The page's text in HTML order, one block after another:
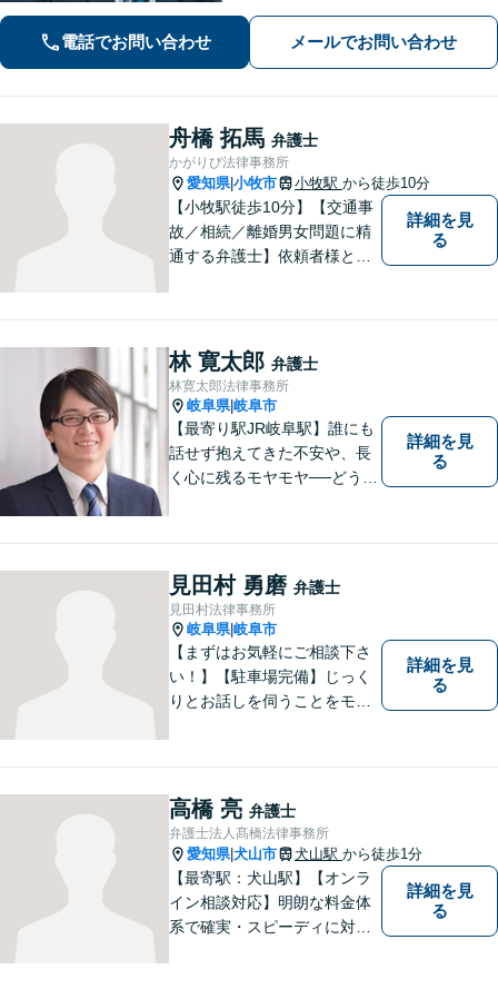
向けて尽力【労働問題】証拠集め・準
備から親身にサポート【他士業と連
電話でお問い合わせ メールでお問い合わせ
舟橋 拓馬 弁護士
かがりび法律事務所
愛知県|小牧市 小牧駅 から徒歩10分
【小牧駅徒歩10分】【交通事
故／相続／離婚男女問題に精
通する弁護士】依頼者様との
分かりやすい説明を心がけま
す。お気軽にご相談くださ
い！
詳細を見
る
林 寛太郎 弁護士
林寛太郎法律事務所
岐阜県|岐阜市
【最寄り駅JR岐阜駅】誰にも
話せず抱えてきた不安や、長
く心に残るモヤモヤ──どうぞ
いながら、これからの一歩を
一緒に見つけていきます。
【丁寧なヒアリング】【地域
密着型の法律事務所】
詳細を見
る
見田村 勇磨 弁護士
見田村法律事務所
岐阜県|岐阜市
【まずはお気軽にご相談下さ
い！】【駐車場完備】じっく
りとお話しを伺うことをモッ
詳細を見
る
高橋 亮 弁護士
弁護士法人髙橋法律事務所
愛知県|犬山市 犬山駅 から徒歩1分
【最寄駅：犬山駅】【オンラ
イン相談対応】明朗な料金体
系で確実・スピーディに対応
詳細を見
る